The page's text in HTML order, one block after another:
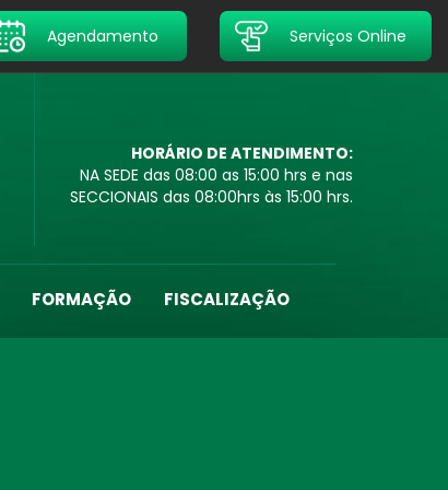
Agendamento Serviços Online
HORÁRIO DE ATENDIMENTO:
NA SEDE das 08:00 as 15:00 hrs e nas
SECCIONAIS das 08:00hrs às 15:00 hrs.
FORMAÇÃO FISCALIZAÇÃO